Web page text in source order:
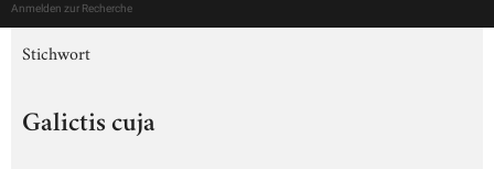
Anmelden zur Recherche
Stichwort
Galictis cuja